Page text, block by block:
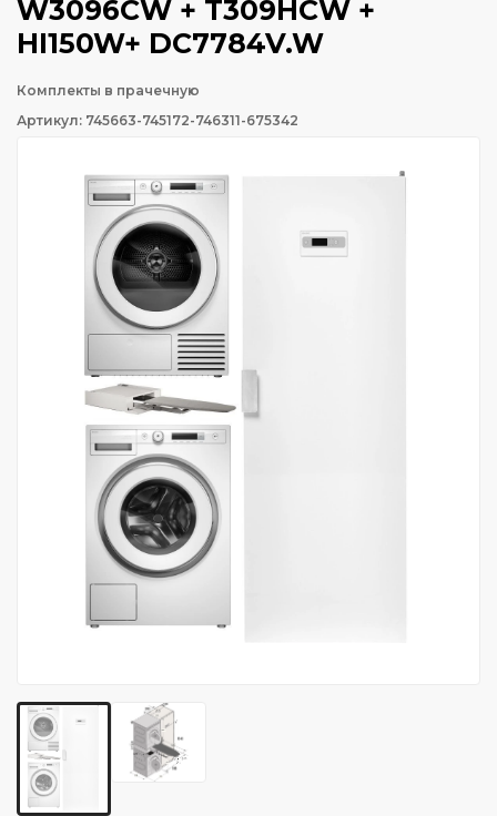
W3096CW + T309HCW +
HI150W+ DC7784V.W
Комплекты в прачечную
Артикул: 745663-745172-746311-675342